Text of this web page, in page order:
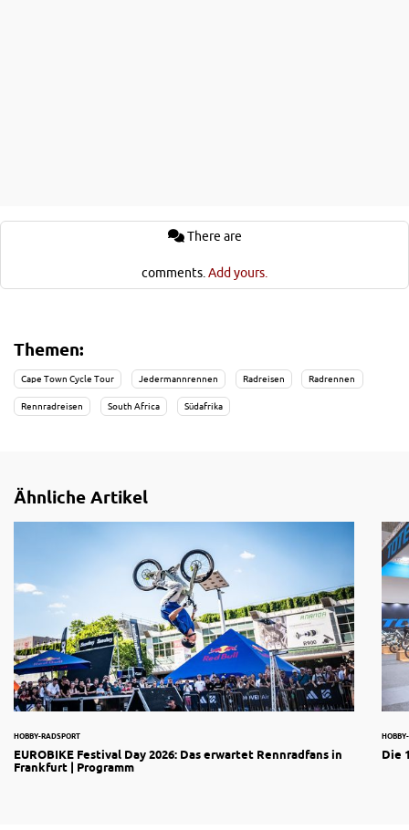
comments.Add yours.
Themen:
Cape Town Cycle Tour Jedermannrennen Radreisen Radrennen
Rennradreisen South Africa Südafrika
Ähnliche Artikel
HOBBY-RADSPORT
EUROBIKE Festival Day 2026: Das erwartet Rennradfans in
Frankfurt | Programm
Die